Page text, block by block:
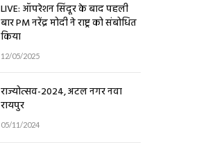
LIVE: ऑपरेशन सिंदूर के बाद पहली
बार PM नरेंद्र मोदी ने राष्ट्र को संबोधित
किया
12/05/2025
राज्योत्सव-2024, अटल नगर नवा
रायपुर
05/11/2024